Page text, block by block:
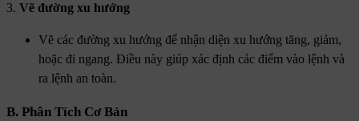
3. Vẽ đường xu hướng
Vẽ các đường xu hướng để nhận diện xu hướng tăng, giảm,
hoặc đi ngang. Điều này giúp xác định các điểm vào lệnh và
ra lệnh an toàn.
B. Phân Tích Cơ Bản